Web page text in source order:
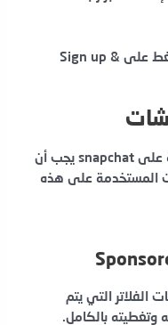
3. تقوم بملأ التفاصيل المطلوبة ثم اضغط على Sign up &
شات
لكى تستطيع تصميم الإعلانات الممولة على snapchat يجب أن
المستخدمة على هذه
الفلاتر التي يتم
بالكامل.